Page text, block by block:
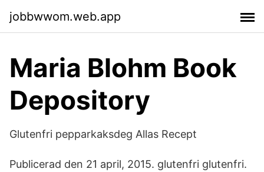
jobbwwom.web.app
Maria Blohm Book
Depository
Glutenfri pepparkaksdeg Allas Recept
Publicerad den 21 april, 2015. glutenfri glutenfri.